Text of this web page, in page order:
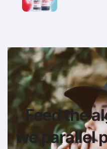
Feed the
we parallel